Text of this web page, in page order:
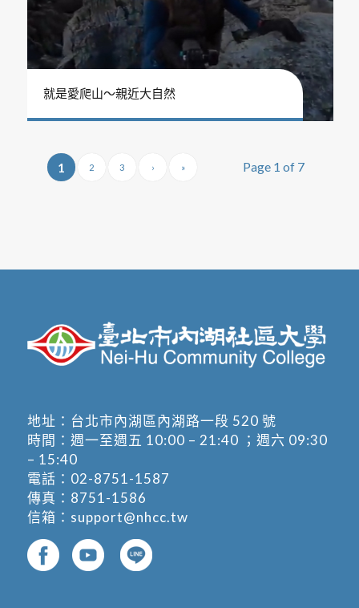
就是愛爬山～親近大自然
Page 1 of 7
1 2 3 › »
地址： 台北市內湖區內湖路一段 520 號
時間：週一至週五 10:00 – 21:40 ；週六 09:30
– 15:40
電話： 02-8751-1587
傳真：8751-1586
信箱： support@nhcc.tw